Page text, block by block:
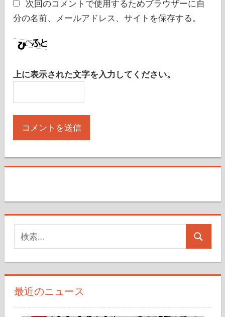
次回のコメントで使用するためブラウザーに自
分の名前、メールアドレス、サイトを保存する。
上に表示された文字を入力してください。
索
対
象:
検
最近のニュース